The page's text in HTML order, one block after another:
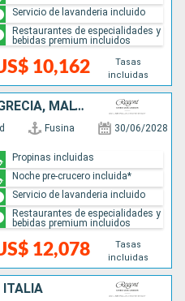
10,162
Tasas
incluidas
Servicio de lavanderia incluido
Restaurantes de especialidades y
bebidas premium incluidos
CROACIA, MONTENEGRO, GRECIA, MALTA, ITALIA
Fusina 30/06/2028
12,078
Tasas
incluidas
Propinas incluidas
Noche pre-crucero incluida*
Servicio de lavanderia incluido
Restaurantes de especialidades y
bebidas premium incluidos
ITALIA